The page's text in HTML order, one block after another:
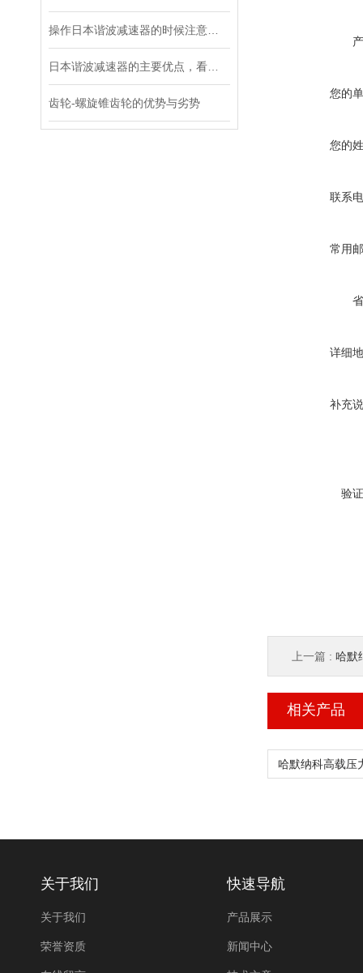
齿轮-螺旋锥齿轮的优势与劣势
您的
您的
联系
常用
详细
补充
验
上一篇 : 哈默
相关产品
关于我们
关于我们
荣誉资质
快速导航
产品展示
新闻中心